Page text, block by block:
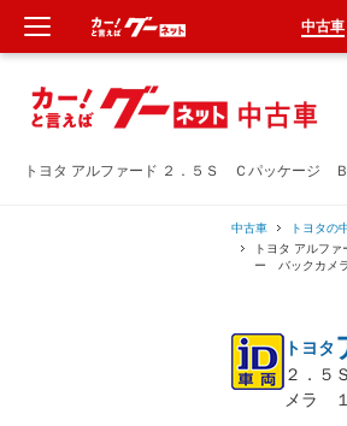
トヨタ アルファード ２．５Ｓ Ｃパッケージ
中古車 トヨタの
トヨタ アルフ
ー バックカメ
トヨタ
２．
メラ
中古車
新車
中古車